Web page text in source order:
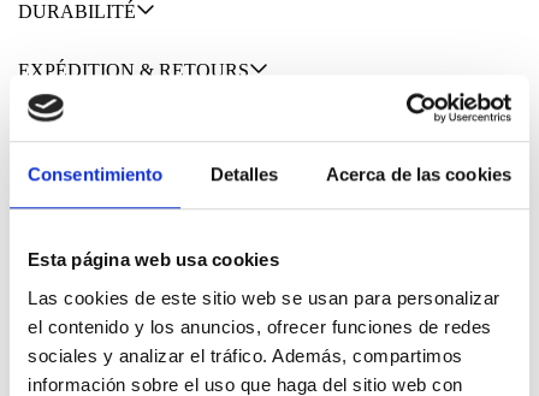
Consentimiento Detalles Acerca de las cookies
Esta página web usa cookies
Las cookies de este sitio web se usan para personalizar
el contenido y los anuncios, ofrecer funciones de redes
sociales y analizar el tráfico. Además, compartimos
información sobre el uso que haga del sitio web con
DURABILITÉ
EXPÉDITION & RETOURS
MATÉRIAUX
100% COTON BIO